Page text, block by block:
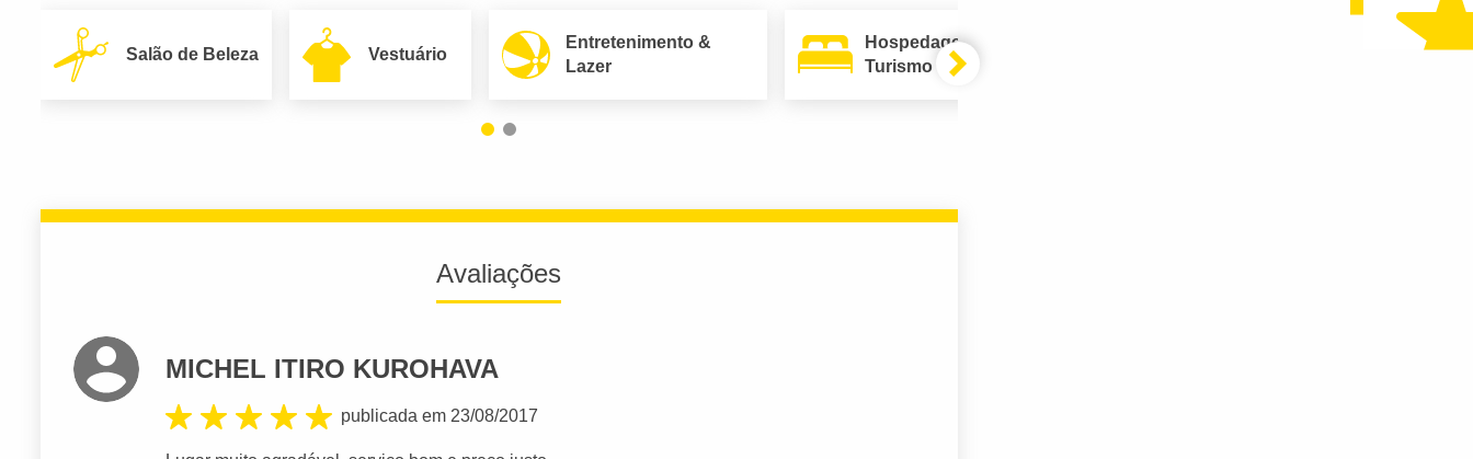
Salão de Beleza Vestuário
Entretenimento &
Lazer
Hospedagem &
Turismo
Avaliações
MICHEL ITIRO KUROHAVA
publicada em 23/08/2017